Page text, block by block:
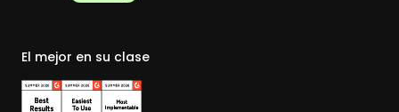
El mejor en su clase